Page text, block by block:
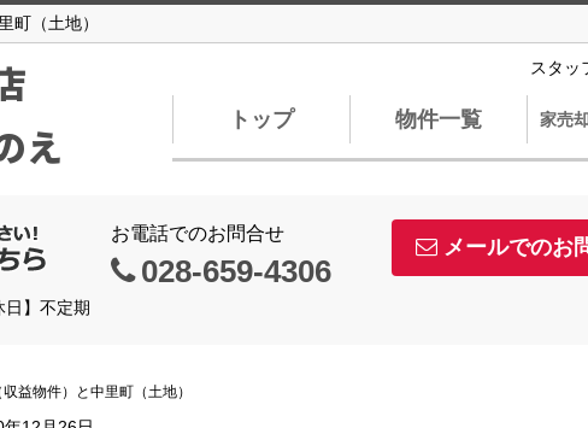
町（土地）
え
スタッ
トップ 物件一覧 家売
お電話でのお問合せ
028-659-4306
メールでのお
日】不定期
益物件）と中里町（土地）